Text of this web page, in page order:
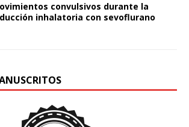
convulsivos durante la
inhalatoria con sevoflurano